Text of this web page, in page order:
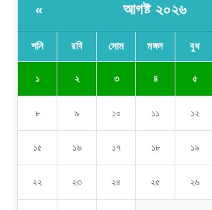
« আগষ্ট ২০২৬
শনি রবি সোম মঙ্গল বুধ
১ ২ ৩ ৪ ৫
৮ ৯ ১০ ১১ ১২
১৫ ১৬ ১৭ ১৮ ১৯
২২ ২৩ ২৪ ২৫ ২৬